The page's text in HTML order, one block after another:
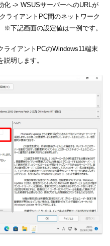
化 -> WSUSサーバーへのURLが
ライアントPC間のネットワーク
※下記画面の設定値は一例です。
ライアントPCのWindows11端末
明します。